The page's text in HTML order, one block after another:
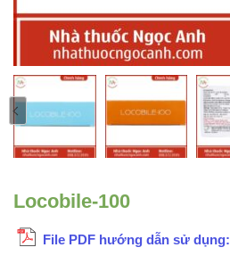
Locobile-100
File PDF hướng dẫn sử dụng: